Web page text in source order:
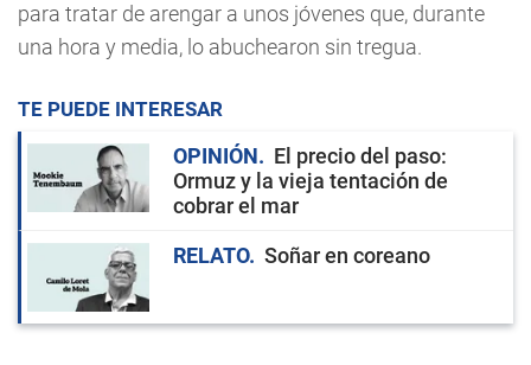
para tratar de arengar a unos jóvenes que, durante
una hora y media, lo abuchearon sin tregua.
TE PUEDE INTERESAR
OPINIÓN
El precio del paso:
Ormuz y la vieja tentación de
cobrar el mar
RELATO
Soñar en coreano